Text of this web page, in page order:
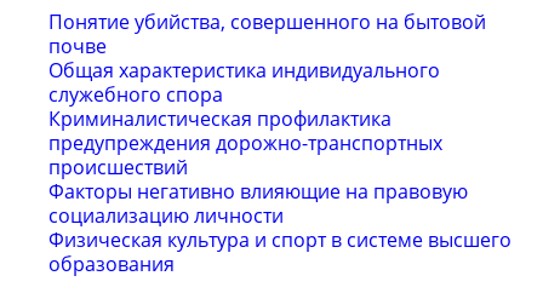
Понятие убийства, совершенного на бытовой
почве
Общая характеристика индивидуального
служебного спора
Криминалистическая профилактика
предупреждения дорожно-транспортных
происшествий
Факторы негативно влияющие на правовую
социализацию личности
Физическая культура и спорт в системе высшего
образования